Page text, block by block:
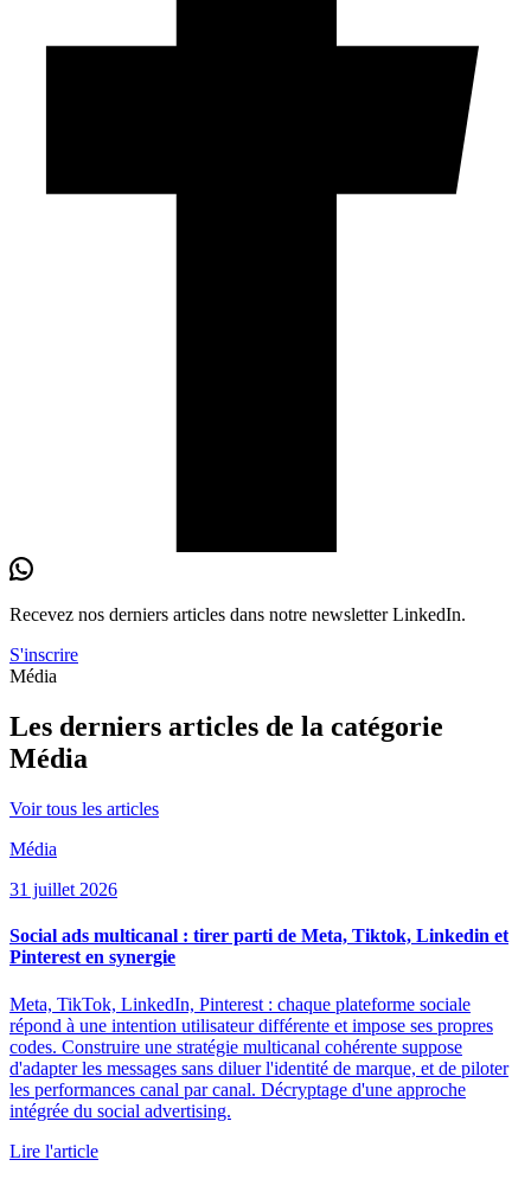
Recevez nos derniers articles dans notre newsletter LinkedIn.
S'inscrire
Média
Les derniers articles de la catégorie
Média
Voir tous les articles
Média
31 juillet 2026
Social ads multicanal : tirer parti de Meta, Tiktok, Linkedin et
Pinterest en synergie
Meta, TikTok, LinkedIn, Pinterest : chaque plateforme sociale
répond à une intention utilisateur différente et impose ses propres
codes. Construire une stratégie multicanal cohérente suppose
d'adapter les messages sans diluer l'identité de marque, et de piloter
les performances canal par canal. Décryptage d'une approche
intégrée du social advertising.
Lire l'article